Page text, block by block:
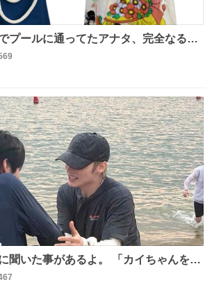
プールに通ってたアナタ、完全なる同
代 #80年代 #昭和レトロ
があるよ。 「カイちゃんをい
海から上がって来るぞ。」って。